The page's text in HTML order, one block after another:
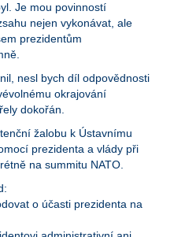
Je mou povinností
nejen vykonávat, ale
prezidentům
nesl bych díl odpovědnosti
okrajování
dokořán.
žalobu k Ústavnímu
prezidenta a vlády při
na summitu NATO.
o účasti prezidenta na